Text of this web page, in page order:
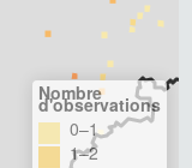
Nombre
d'observations
0–1
1–2